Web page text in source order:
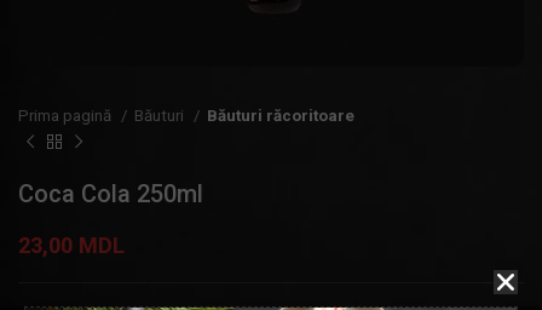
Prima pagină Băuturi Băuturi răcoritoare
Coca Cola 250ml
23,00 MDL